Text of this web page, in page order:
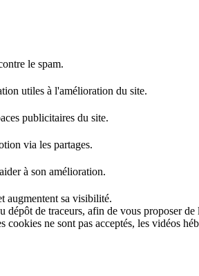
le spam.
utiles à l'amélioration du site.
publicitaires du site.
via les partages.
à son amélioration.
augmentent sa visibilité.
dépôt de traceurs, afin de vous proposer
ne sont pas acceptés, les vidéos